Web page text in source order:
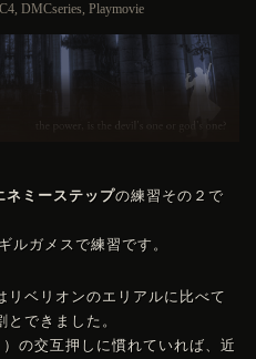
,DMCseries,Playmovie
ネミーステップの練習その２で
ルガメスで練習です。
リベリオンのエリアルに比べて
できました。
の交互押しに慣れていれば、近